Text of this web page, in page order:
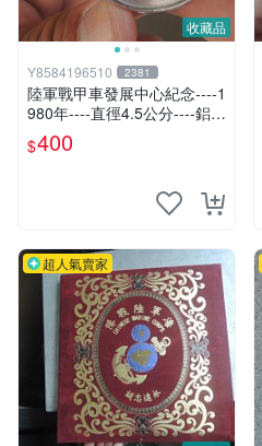
收藏品
Y8584196510 2381
陸軍戰甲車發展中心紀念----1
980年----直徑4.5公分----鋁
質----國軍--戰車--裝甲車
$400
超人氣賣家